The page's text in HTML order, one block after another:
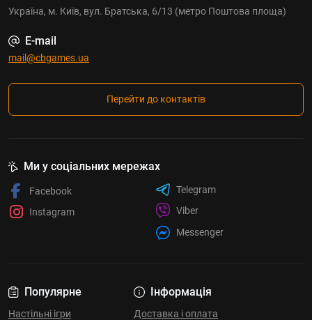
Україна, м. Київ, вул. Братська, 6/13 (метро Поштова площа)
E-mail
mail@cbgames.ua
Перейти до контактів
Популярне
Настільні ігри
Інформація
Доставка і оплата
Ми у соціальних мережах
Facebook
Instagram
Telegram
Viber
Messenger